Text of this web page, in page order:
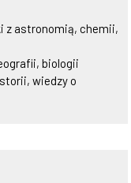
z astronomią, chemii,
biologii
wiedzy o